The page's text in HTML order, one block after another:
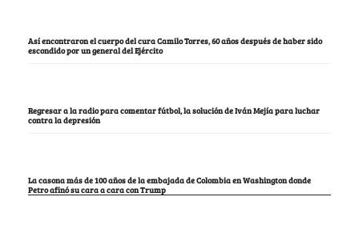
Así encontraron el cuerpo del cura Camilo Torres, 60 años después de haber sido
escondido por un general del Ejército
Regresar a la radio para comentar fútbol, la solución de Iván Mejía para luchar
contra la depresión
La casona más de 100 años de la embajada de Colombia en Washington donde
Petro afinó su cara a cara con Trump